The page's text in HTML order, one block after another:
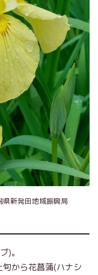
新発田地域振興局
)。
から花菖蒲(ハナシ